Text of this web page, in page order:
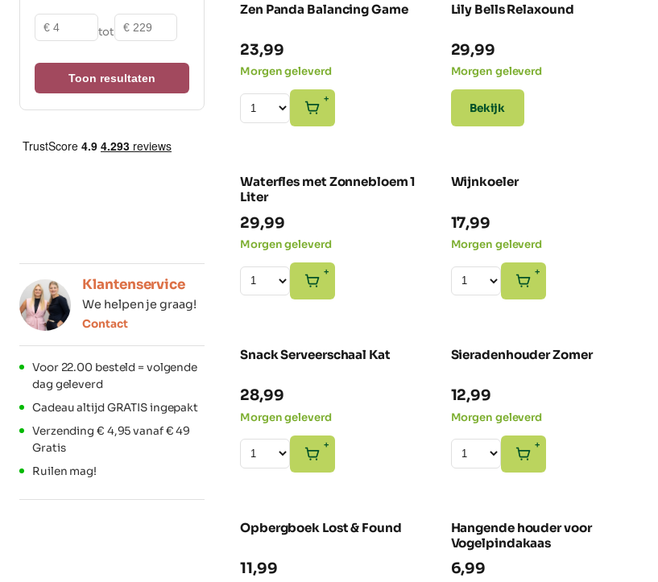
Zen Panda Balancing Game
23,99
Morgen geleverd
+
Lily Bells Relaxound
29,99
Morgen geleverd
Bekijk
NIEUW
Waterfles met Zonnebloem 1
Liter
29,99
Morgen geleverd
+
Wijnkoeler
17,99
Morgen geleverd
+
NIEUW
Snack Serveerschaal Kat
28,99
Morgen geleverd
+
NIEUW
Sieradenhouder Zomer
12,99
Morgen geleverd
+
NIEUW
Opbergboek Lost & Found
11,99
Hangende houder voor
Vogelpindakaas
6,99
Vanaf
tot
Tot
Toon resultaten
Klantenservice
We helpen je graag!
Contact
Voor 22.00 besteld = volgende
dag geleverd
Cadeau altijd GRATIS ingepakt
Verzending € 4,95 vanaf € 49
Gratis
Ruilen mag!